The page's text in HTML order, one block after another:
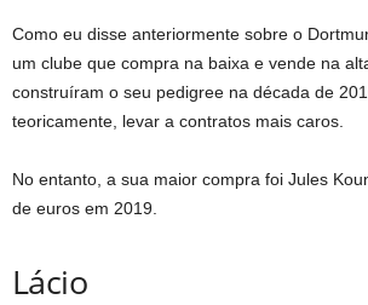
Como eu disse anteriormente sobre o
um clube que compra na baixa e vende na
construíram o seu pedigree na década de
teoricamente, levar a contratos mais caros.
No entanto, a sua maior compra foi Jules
de euros em 2019.
Lácio